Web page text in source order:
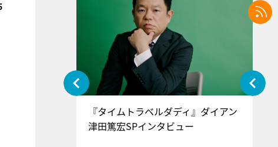
『タイムトラベルダディ』ダイアン
津田篤宏SPインタビュー